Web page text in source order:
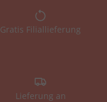
Gratis Filiallieferung
Lieferung an